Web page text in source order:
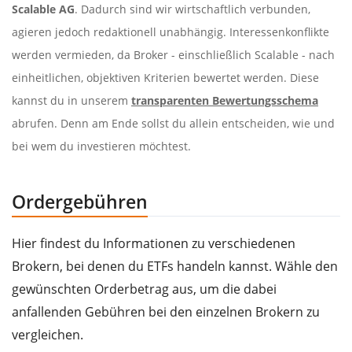
Scalable AG. Dadurch sind wir wirtschaftlich verbunden,
agieren jedoch redaktionell unabhängig. Interessenkonflikte
werden vermieden, da Broker - einschließlich Scalable - nach
einheitlichen, objektiven Kriterien bewertet werden. Diese
kannst du in unserem transparenten Bewertungsschema
abrufen. Denn am Ende sollst du allein entscheiden, wie und
bei wem du investieren möchtest.
Ordergebühren
Hier findest du Informationen zu verschiedenen
Brokern, bei denen du ETFs handeln kannst. Wähle den
gewünschten Orderbetrag aus, um die dabei
anfallenden Gebühren bei den einzelnen Brokern zu
vergleichen.